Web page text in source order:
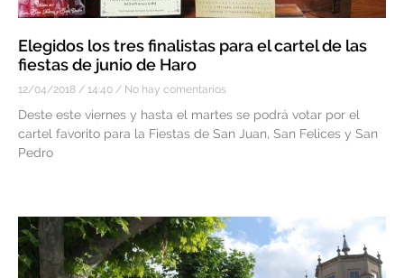
Elegidos los tres finalistas para el cartel de las
fiestas de junio de Haro
12/04/2018 14:40 No hay comentarios
Deste este viernes y hasta el martes se podrá votar por el
cartel favorito para la Fiestas de San Juan, San Felices y San
Pedro